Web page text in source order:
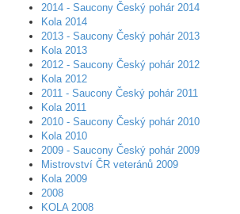
2014 - Saucony Český pohár 2014
Kola 2014
2013 - Saucony Český pohár 2013
Kola 2013
2012 - Saucony Český pohár 2012
Kola 2012
2011 - Saucony Český pohár 2011
Kola 2011
2010 - Saucony Český pohár 2010
Kola 2010
2009 - Saucony Český pohár 2009
Mistrovství ČR veteránů 2009
Kola 2009
2008
KOLA 2008